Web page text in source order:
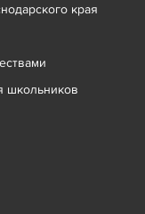
края
школьников